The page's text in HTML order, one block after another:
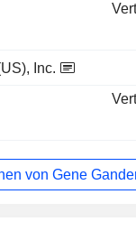
Inc.
von Gene